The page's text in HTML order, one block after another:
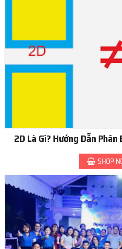
2D Là Gì? Hướng Dẫn
SHOP